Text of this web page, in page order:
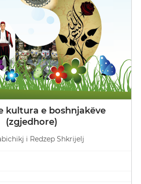
kultura e boshnjakëve
(zgjedhore)
i Redzep Shkrijelj